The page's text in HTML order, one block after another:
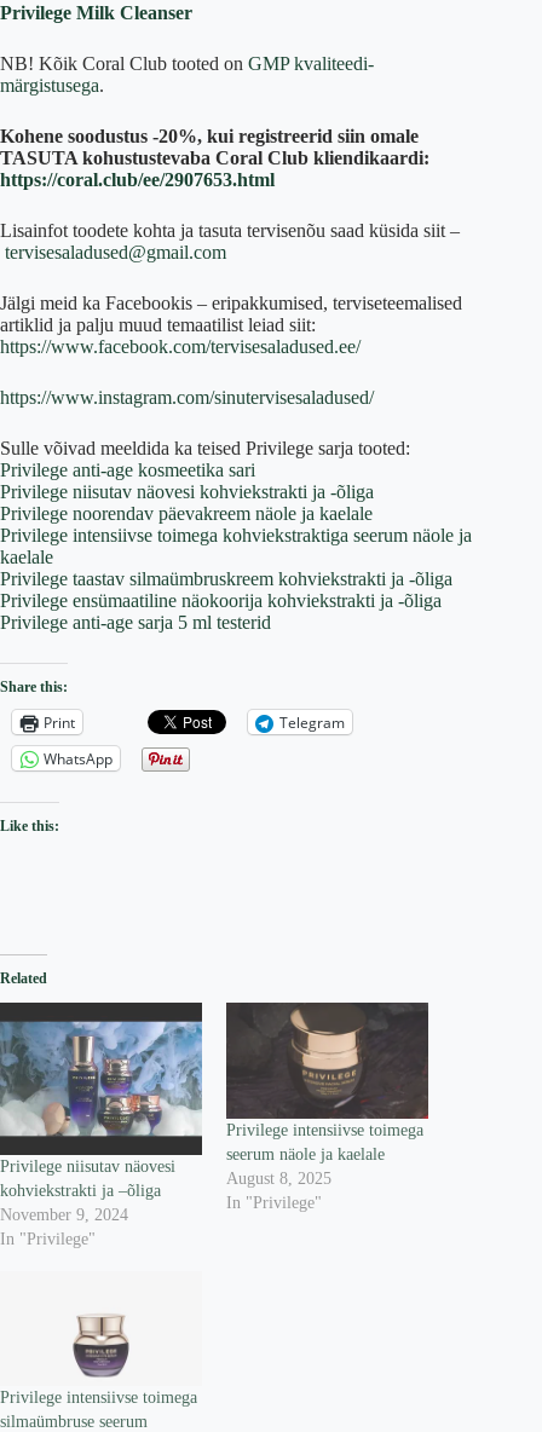
Privilege Milk Cleanser
NB! Kõik Coral Club tooted on GMP kvaliteedi-
märgistusega.
Kohene soodustus -20%, kui registreerid siin omale
TASUTA kohustustevaba Coral Club kliendikaardi:
https://coral.club/ee/2907653.html
Lisainfot toodete kohta ja tasuta tervisenõu saad küsida siit –
tervisesaladused@gmail.com
Jälgi meid ka Facebookis – eripakkumised, terviseteemalised
artiklid ja palju muud temaatilist leiad siit:
https://www.facebook.com/tervisesaladused.ee/
https://www.instagram.com/sinutervisesaladused/
Sulle võivad meeldida ka teised Privilege sarja tooted:
Privilege anti-age kosmeetika sari
Privilege niisutav näovesi kohviekstrakti ja -õliga
Privilege noorendav päevakreem näole ja kaelale
Privilege intensiivse toimega kohviekstraktiga seerum näole ja
kaelale
Privilege taastav silmaümbruskreem kohviekstrakti ja -õliga
Privilege ensümaatiline näokoorija kohviekstrakti ja -õliga
Privilege anti-age sarja 5 ml testerid
Share this:
Print
Telegram
WhatsApp
Like this:
Related
Privilege niisutav näovesi
kohviekstrakti ja –õliga
November 9, 2024
In "Privilege"
Privilege intensiivse toimega
seerum näole ja kaelale
August 8, 2025
In "Privilege"
Privilege intensiivse toimega
silmaümbruse seerum